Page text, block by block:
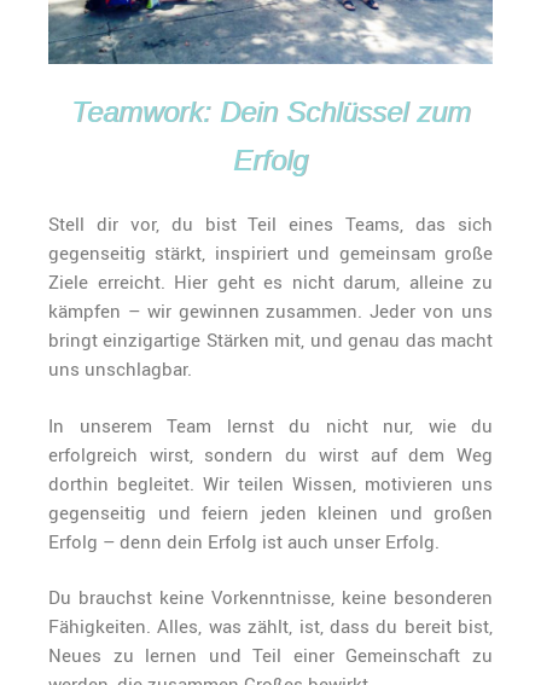
Teamwork: Dein Schlüssel zum
Erfolg
Stell dir vor, du bist Teil eines Teams, das sich
gegenseitig stärkt, inspiriert und gemeinsam große
Ziele erreicht. Hier geht es nicht darum, alleine zu
kämpfen – wir gewinnen zusammen. Jeder von uns
bringt einzigartige Stärken mit, und genau das macht
uns unschlagbar.
In unserem Team lernst du nicht nur, wie du
erfolgreich wirst, sondern du wirst auf dem Weg
dorthin begleitet. Wir teilen Wissen, motivieren uns
gegenseitig und feiern jeden kleinen und großen
Erfolg – denn dein Erfolg ist auch unser Erfolg.
Du brauchst keine Vorkenntnisse, keine besonderen
Fähigkeiten. Alles, was zählt, ist, dass du bereit bist,
Neues zu lernen und Teil einer Gemeinschaft zu